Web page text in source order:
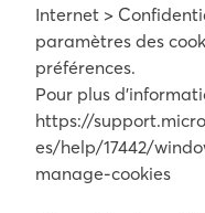
Internet >
paramètres des
préférences.
Pour plus
https://
es/help/17442/
manage-cookies